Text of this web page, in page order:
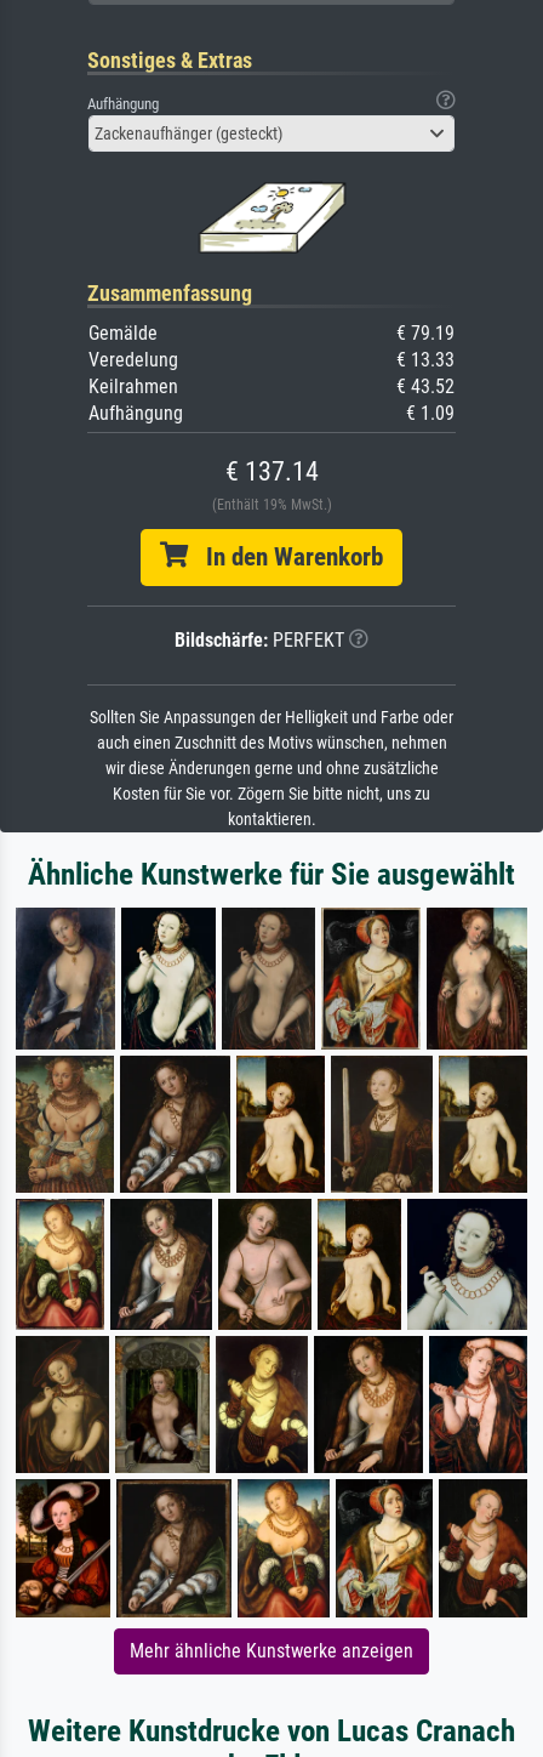
Sonstiges & Extras
Aufhängung
Zackenaufhänger (gesteckt)
Zusammenfassung
Gemälde
€ 79.19
Veredelung
€ 13.33
Keilrahmen
€ 43.52
Aufhängung
€ 1.09
€ 137.14
(Enthält 19% MwSt.)
In den Warenkorb
Bildschärfe: PERFEKT
Sollten Sie Anpassungen der Helligkeit und Farbe oder
auch einen Zuschnitt des Motivs wünschen, nehmen
wir diese Änderungen gerne und ohne zusätzliche
Kosten für Sie vor. Zögern Sie bitte nicht, uns zu
kontaktieren.
Ähnliche Kunstwerke für Sie ausgewählt
Mehr ähnliche Kunstwerke anzeigen
Weitere Kunstdrucke von Lucas Cranach